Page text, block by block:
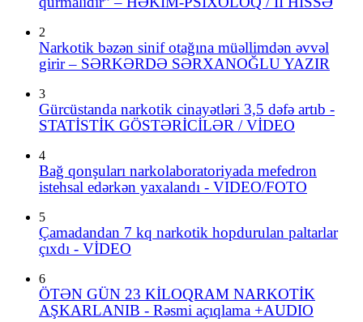
2
Narkotik bəzən sinif otağına müəllimdən əvvəl
girir – SƏRKƏRDƏ SƏRXANOĞLU YAZIR
3
Gürcüstanda narkotik cinayətləri 3,5 dəfə artıb -
STATİSTİK GÖSTƏRİCİLƏR / VİDEO
4
Bağ qonşuları narkolaboratoriyada mefedron
istehsal edərkən yaxalandı - VIDEO/FOTO
5
Çamadandan 7 kq narkotik hopdurulan paltarlar
çıxdı - VİDEO
6
ÖTƏN GÜN 23 KİLOQRAM NARKOTİK
AŞKARLANIB - Rəsmi açıqlama +AUDIO